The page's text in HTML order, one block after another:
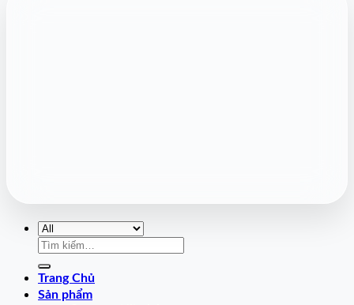
Tìm
Trang Chủ
Sản phẩm